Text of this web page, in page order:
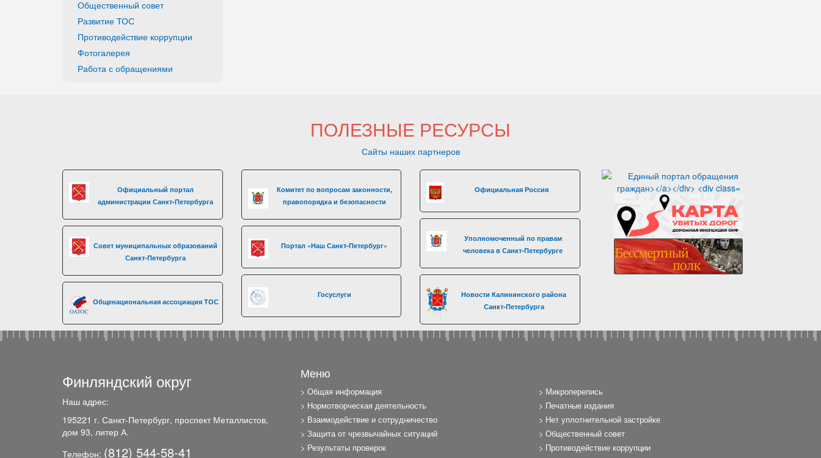
Общественный совет
Развитие ТОС
Противодействие коррупции
Фотогалерея
Работа с обращениями
ПОЛЕЗНЫЕ РЕСУРСЫ
Сайты наших партнеров
Официальный портал
администрации Санкт-Петербурга
Совет муниципальных образований
Санкт-Петербурга
Общенациональная ассоциация ТОС
Комитет по вопросам законности,
правопорядка и безопасности
Портал «Наш Санкт-Петербург»
Госуслуги
Официальная Россия
Уполномоченный по правам
человека в Санкт-Петербурге
Новости Калининского района
Санкт-Петербурга
Финляндский округ
Наш адрес:
195221 г. Санкт-Петербург, проспект Металлистов,
дом 93, литер А.
Телефон: (812) 544-58-41
Меню
Общая информация
Нормотворческая деятельность
Взаимодействие и сотрудничество
Защита от чрезвычайных ситуаций
Результаты проверок
Микроперепись
Печатные издания
Нет уплотнительной застройке
Общественный совет
Противодействие коррупции